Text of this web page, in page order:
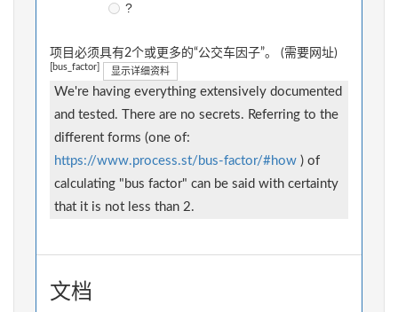
?
项目必须具有2个或更多的“公交车因子”。 (需要网址)
[bus_factor] 显示详细资料
We're having everything extensively documented
and tested. There are no secrets. Referring to the
different forms (one of:
https://www.process.st/bus-factor/#how ) of
calculating "bus factor" can be said with certainty
that it is not less than 2.
文档